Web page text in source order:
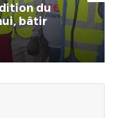
du
bâtir
des
défi